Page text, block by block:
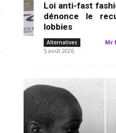
Loi anti-fast
dénonce le
lobbies
Alternatives Mr
5 août 2026